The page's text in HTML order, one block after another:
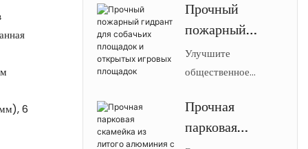
6
городского
озеленения
дорожек от Arlau.
Имеет лазерную
резку, порошковое
покрытие для
применения и
изготовлена ​​из
Прочный
пожарный
гидрант для
собачьих
открытых
игровых
Улучшите
общественное
помощью пожарного
гидранта для
Прочная
парковая